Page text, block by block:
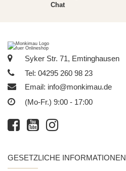
Chat
Syker Str. 71, Emtinghausen
Tel: 04295 260 98 23
Email: info@monkimau.de
(Mo-Fr.) 9:00 - 17:00
GESETZLICHE INFORMATIONEN